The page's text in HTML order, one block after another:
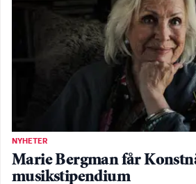
NYHETER
Marie Bergman får
musikstipendium